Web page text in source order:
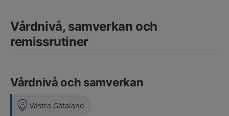
Vårdnivå, samverkan och
remissrutiner
Vårdnivå och samverkan
Västra Götaland